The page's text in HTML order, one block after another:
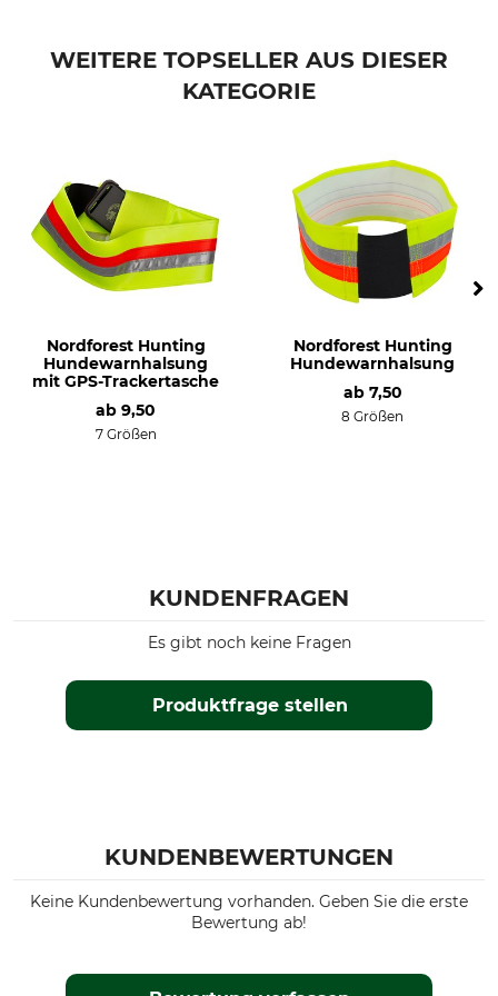
WEITERE TOPSELLER AUS DIESER
KATEGORIE
Nordforest Hunting
Hundewarnhalsung
mit GPS-Trackertasche
ab 9,50
7 Größen
Nordforest Hunting
Hundewarnhalsung
ab 7,50
8 Größen
KUNDENFRAGEN
Produktfrage stellen
Es gibt noch keine Fragen
KUNDENBEWERTUNGEN
Keine Kundenbewertung vorhanden. Geben Sie die erste
Bewertung ab!